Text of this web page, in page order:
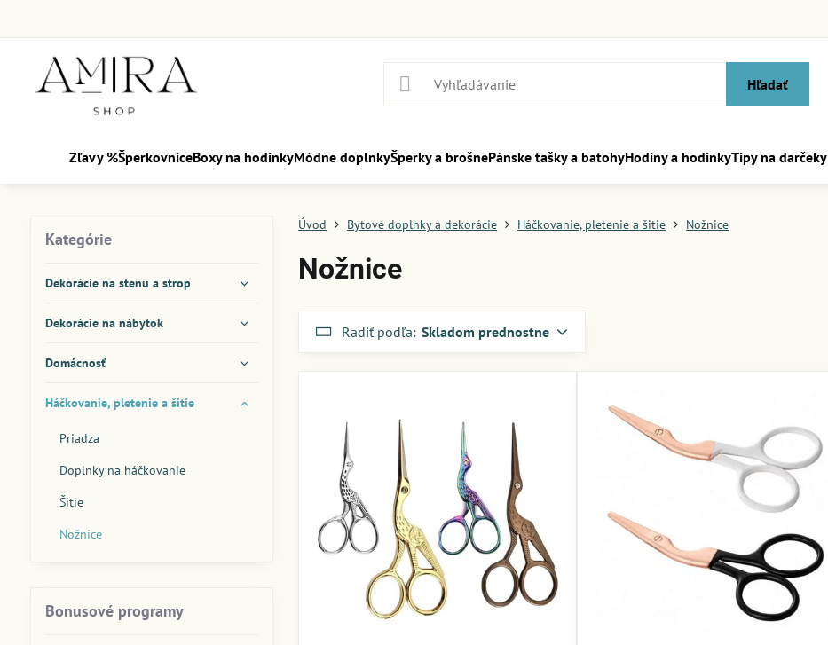
Hľadať
Zľavy %ŠperkovniceBoxy na hodinkyMódne doplnkyŠperky a brošnePánske tašky a batohyHodiny a hodinkyTipy na darčeky
Úvod Bytové doplnky a dekorácie Háčkovanie, pletenie a šitie Nožnice
Nožnice
Radiť podľa: Skladom prednostne
Kategórie
Dekorácie na stenu a strop
Dekorácie na nábytok
Domácnosť
Háčkovanie, pletenie a šitie
Priadza
Doplnky na háčkovanie
Šitie
Nožnice
Bonusové programy